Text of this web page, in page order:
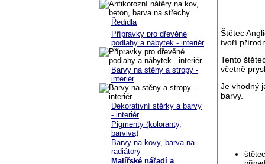
Štětec
tvoří
Tento
včetně
Je vhodný
barvy.
Ředidla
Přípravky pro dřevěné
podlahy a nábytek - interiér
Barvy na stěny a stropy -
interiér
Dekorativní stěrky a barvy
- interiér
Pigmenty (koloranty,
barviva)
Barvy na kovy, barva na
radiátory
Malířské nářadí a